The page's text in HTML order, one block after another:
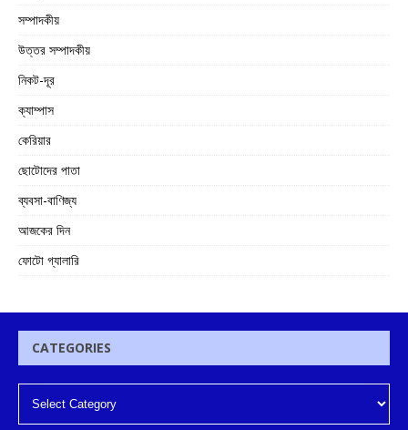
সম্পাদকীয়
উত্তর সম্পাদকীয়
নিকট-দূর
ক্যাম্পাস
কেরিয়ার
ছোটোদের পাতা
ব্যবসা-বাণিজ্য
আজকের দিন
ফোটো গ্যালারি
CATEGORIES